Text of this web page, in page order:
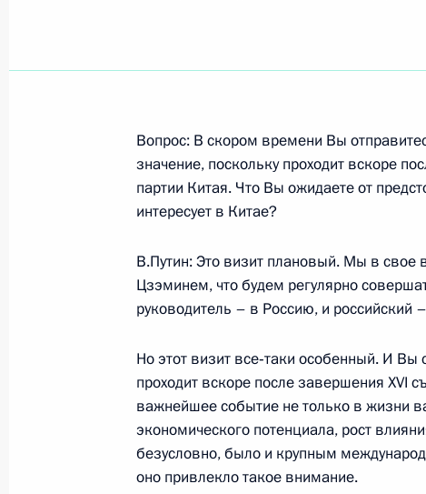
27 ноября 2002 года, среда
Интервью китайскому
и Центральному телевидению КНР
27 ноября 2002 года, 00:04
Вступительное слово на заседании
на Дальнем Востоке
27 ноября 2002 года, 00:03 Москва, Кремль
Совместная пресс-конференция с
Вопрос: В скором времени Вы
значение, поскольку проходит вскоре
партии Китая. Что Вы ожидаете от
интересует в Китае?
В.Путин: Это визит плановый. Мы в свое
Цзэминем, что будем регулярно
руководитель – в Россию, и российский
Но этот визит все‑таки особенный. И
проходит вскоре после завершения XVI
важнейшее событие не только в жизни
экономического потенциала, рост
безусловно, было и крупным
оно привлекло такое внимание.